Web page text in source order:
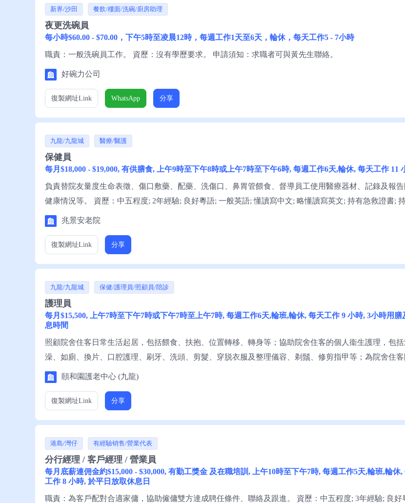
新界/沙田 餐飲/樓面/洗碗/廚房助理
夜更洗碗員
每小時$60.00 - $70.00，下午5時至凌晨12時，每週工作1天至6天，輪休，每天工作5 - 7小時
職責：一般洗碗員工作。 資歷：沒有學歷要求。 申請須知：求職者可與黃先生聯絡。
好碗力公司
復製網址Link WhatsApp 分享
九龍/九龍城 醫療/醫護
保健員
每月$18,000 - $19,000, 有供膳食, 上午9時至下午8時或上午7時至下午6時, 每週工作6天,輪休, 每天工作 11
負責替院友量度生命表徵、傷口敷藥、配藥、洗傷口、鼻胃管餵食、督導員工使用醫療器材、記錄及報
健康情況等。 資歷：中五程度; 2年經驗; 良好粵語; 一般英語; 懂讀寫中文; 略懂讀寫英文; 持有急救證書;
註冊保健員證; 有團隊合作精神 對院友有愛心。 申請須知：求職者可與兆景安老院黃女士聯絡。
兆景安老院
復製網址Link 分享
九龍/九龍城 保健/護理員/照顧員/陪診
護理員
每月$15,500, 上午7時至下午7時或下午7時至上午7時, 每週工作6天,輪班,輪休, 每天工作 9 小時, 3小時用膳
息時間
照顧院舍住客日常生活起居，包括餵食、扶抱、位置轉移、轉身等；協助院舍住客的個人衞生護理，包
澡、如廁、換片、口腔護理、刷牙、洗頭、剪髮、穿脱衣服及整理儀容、剃鬚、修剪指甲等；為院舍住
及送診。 資歷：小六程度，1年經驗，一般粵語，略懂讀寫中文。 申請須知：求職者可與王小姐聯絡。
頤和園護老中心 (九龍)
復製網址Link 分享
港島/灣仔 有經驗销售/營業代表
分行經理 / 客戶經理 / 營業員
每月底薪連佣金約$15,000 - $30,000, 有勤工獎金 及在職培訓, 上午10時至下午7時, 每週工作5天,輪班,輪休,
工作 8 小時, 於平日放取休息日
職責：為客戶配對合適家傭，協助僱傭雙方達成聘任條件、聯絡及跟進。 資歷：中五程度; 3年經驗; 良好